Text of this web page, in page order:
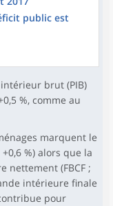
public est
brut (PIB)
%, comme au
marquent le
%) alors que la
nettement (FBCF ;
intérieure finale
pour